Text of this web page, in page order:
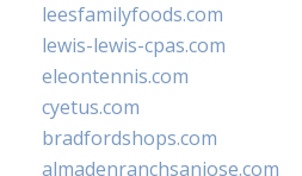
leesfamilyfoods.com
lewis-lewis-cpas.com
eleontennis.com
cyetus.com
bradfordshops.com
almadenranchsanjose.com